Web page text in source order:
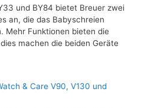
und BY84 bietet Breuer zwei
an, die das Babyschreien
Mehr Funktionen bieten die
machen die beiden Geräte
& Care V90, V130 und